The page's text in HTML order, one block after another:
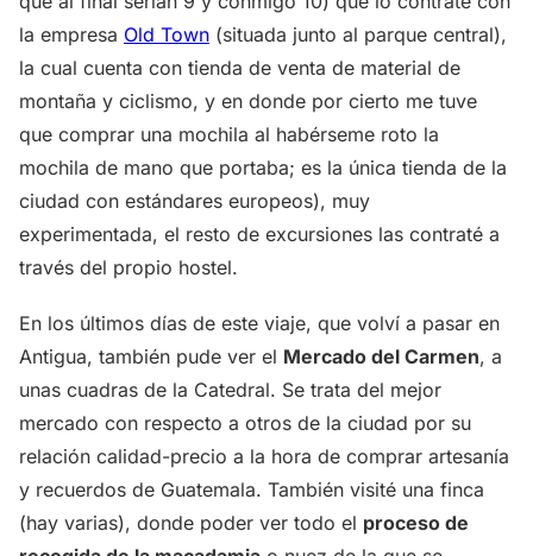
la empresa Old Town (situada junto al parque central),
la cual cuenta con tienda de venta de material de
montaña y ciclismo, y en donde por cierto me tuve
que comprar una mochila al habérseme roto la
mochila de mano que portaba; es la única tienda de la
ciudad con estándares europeos), muy
experimentada, el resto de excursiones las contraté a
través del propio hostel.
En los últimos días de este viaje, que volví a pasar en
Antigua, también pude ver el Mercado del Carmen, a
unas cuadras de la Catedral. Se trata del mejor
mercado con respecto a otros de la ciudad por su
relación calidad-precio a la hora de comprar artesanía
y recuerdos de Guatemala. También visité una finca
(hay varias), donde poder ver todo el proceso de